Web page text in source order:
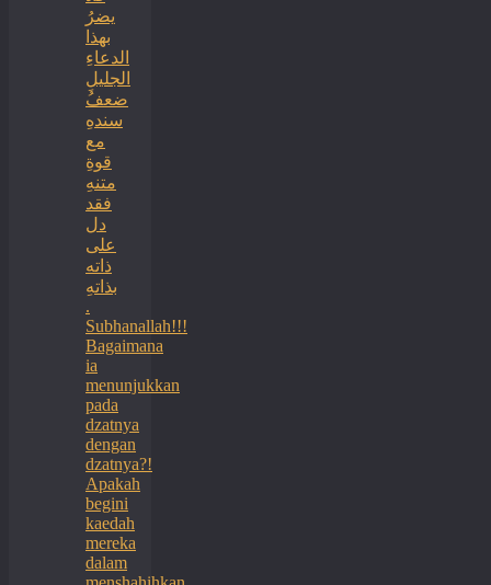
يضرُ
بهذا
الدعاءِ
الجليلِ
ضعفُ
سندهِ
مع
قوةِ
متنهِ
فقد
دل
على
ذاته
بذاتهِ
.
Subhanallah!!!
Bagaimana
ia
menunjukkan
pada
dzatnya
dengan
dzatnya?!
Apakah
begini
kaedah
mereka
dalam